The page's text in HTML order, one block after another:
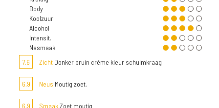
Body
Koolzuur
Alcohol
Intensit.
Nasmaak
7,6
Zicht Donker bruin crème kleur schuimkraag
6,9 Neus Moutig zoet.
6,9 SmaakZoet moutig